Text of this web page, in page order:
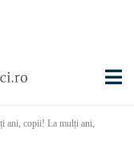
ani, copii! La mulți ani,